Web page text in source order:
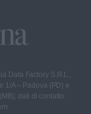
Data Factory S.R.L.,
1/A – Padova (PD) e
dati di contatto: